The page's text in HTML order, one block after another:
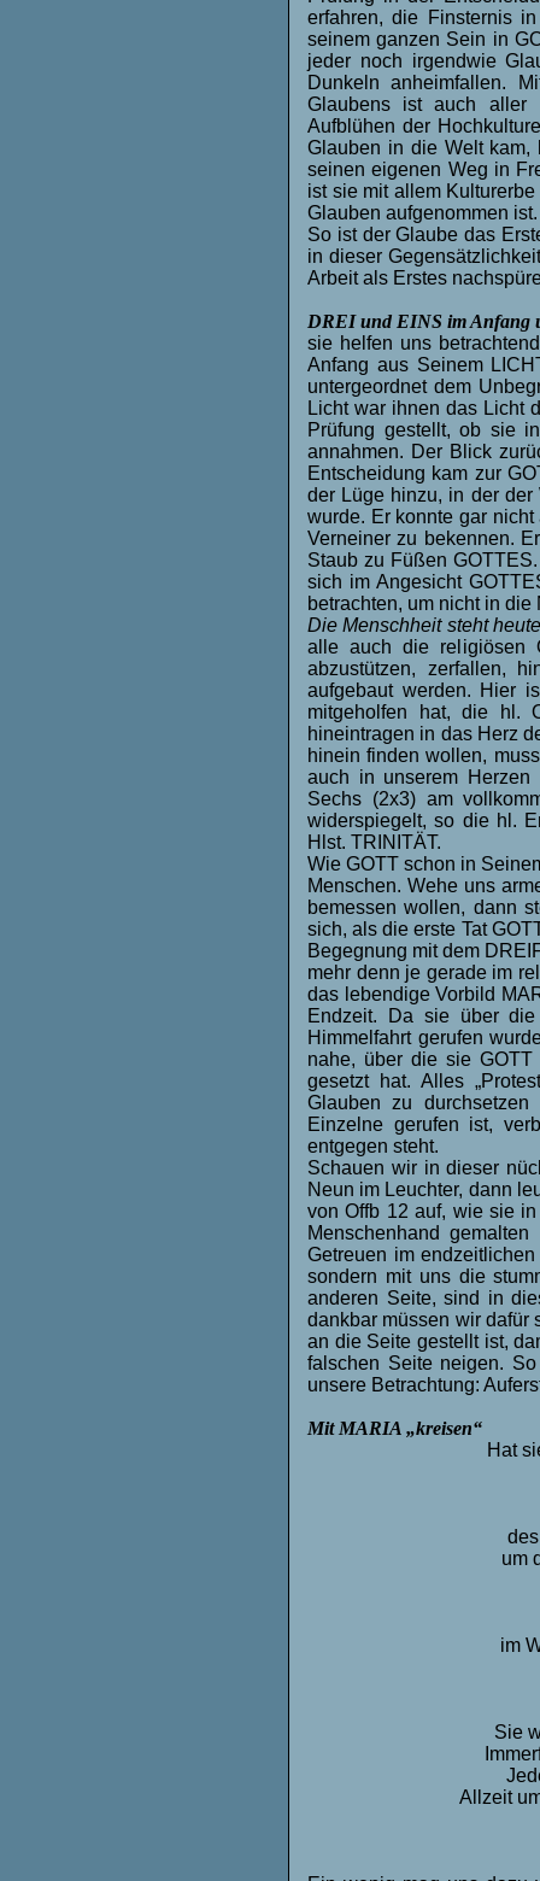
erfahren, die Finsternis
seinem ganzen Sein in
jeder noch irgendwie
Dunkeln anheimfallen.
Glaubens ist auch aller
Aufblühen der
Glauben in die Welt kam,
seinen eigenen Weg in
ist sie mit allem
Glauben aufgenommen ist.
So ist der Glaube das
in dieser
Arbeit als Erstes
DREI und EINS im Anfang
sie helfen uns
Anfang aus Seinem
untergeordnet dem
Licht war ihnen das Licht
Prüfung gestellt, ob sie
annahmen. Der Blick
Entscheidung kam zur
der Lüge hinzu, in der der
wurde. Er konnte gar
Verneiner zu bekennen.
Staub zu Füßen
sich im Angesicht
betrachten, um nicht in
Die Menschheit steht
alle auch die religiösen
abzustützen, zerfallen,
aufgebaut werden. Hier
mitgeholfen hat, die hl.
hineintragen in das Herz
hinein finden wollen,
auch in unserem
Sechs (2x3) am
widerspiegelt, so die hl.
Hlst. TRINITÄT.
Wie GOTT schon in
Menschen. Wehe uns
bemessen wollen, dann
sich, als die erste Tat
Begegnung mit dem
mehr denn je gerade im
das lebendige Vorbild
Endzeit. Da sie über
Himmelfahrt gerufen
nahe, über die sie
gesetzt hat. Alles
Glauben zu
Einzelne gerufen ist,
entgegen steht.
Schauen wir in dieser
Neun im Leuchter, dann
von Offb 12 auf, wie sie
Menschenhand
Getreuen im
sondern mit uns die
anderen Seite, sind in
dankbar müssen wir dafür
an die Seite gestellt ist,
falschen Seite neigen.
unsere Betrachtung:
Mit MARIA „kreisen“
Hat
um
im
Sie
Allzeit